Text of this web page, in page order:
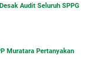
Audit Seluruh SPPG
Muratara Pertanyakan